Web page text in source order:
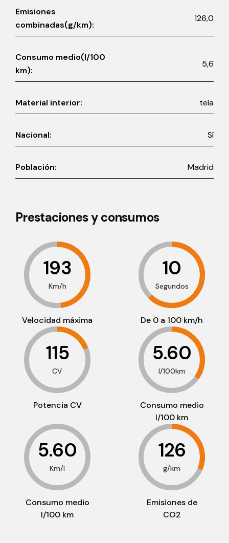
Emisiones
combinadas(g/km):
126,0
Consumo medio(l/100
km):
5,6
Material interior: tela
Nacional: Sí
Población: Madrid
Prestaciones y consumos
193
Km/h
Velocidad máxima
10
Segundos
De 0 a 100 km/h
115
CV
Potencia CV
5.60
l/100km
Consumo medio
l/100 km
5.60
Km/l
Consumo medio
l/100 km
126
g/km
Emisiones de
CO2